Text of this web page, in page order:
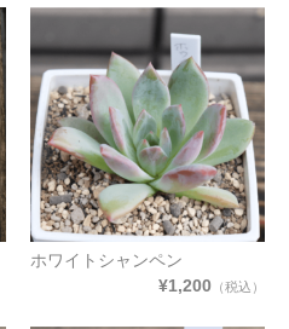
ホワイトシャンペン
¥1,200 （税込）